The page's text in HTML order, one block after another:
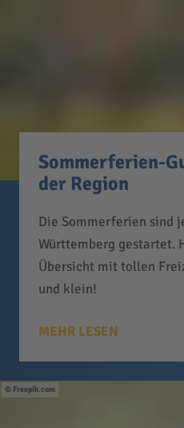
Sommerferien-
der Region
Die Sommerferien sind
Württemberg gestartet.
Übersicht mit tollen
und klein!
MEHR LESEN
Freepik.com